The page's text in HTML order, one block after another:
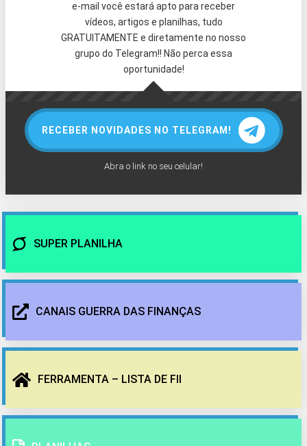
e-mail você estará apto para receber
vídeos, artigos e planilhas, tudo
GRATUITAMENTE e diretamente no nosso
grupo do Telegram!! Não perca essa
oportunidade!
RECEBER NOVIDADES NO TELEGRAM!
Abra o link no seu celular!
SUPER PLANILHA
CANAIS GUERRA DAS FINANÇAS
FERRAMENTA – LISTA DE FII